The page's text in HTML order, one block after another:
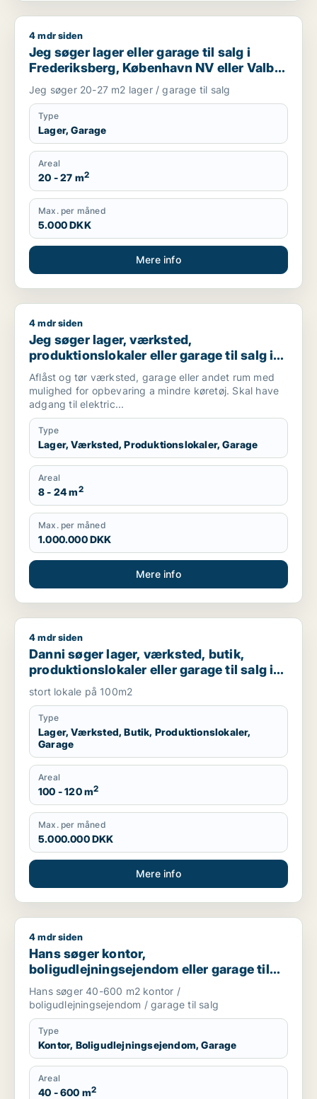
Jeg søger lager eller garage til salg i Frederiksberg,
4 mdr siden
Jeg søger lager eller garage til salg i
Frederiksberg, København NV eller Valby
m.fl.
Jeg søger 20-27 m2 lager / garage til salg
Type
Lager, Garage
Areal
20 - 27 m2
Max. per måned
5.000 DKK
Mere info
Jeg søger lager, værksted, produktionslokaler eller garage
4 mdr siden
Jeg søger lager, værksted,
produktionslokaler eller garage til salg i
Østerbro
Aflåst og tør værksted, garage eller andet rum med
mulighed for opbevaring a mindre køretøj. Skal have
adgang til elektric...
Type
Lager, Værksted, Produktionslokaler, Garage
Areal
8 - 24 m2
Max. per måned
1.000.000 DKK
Mere info
Danni søger lager, værksted, butik, produktionslokaler eller
4 mdr siden
Danni søger lager, værksted, butik,
produktionslokaler eller garage til salg i
Valby
stort lokale på 100m2
Type
Lager, Værksted, Butik, Produktionslokaler,
Garage
Areal
100 - 120 m2
Max. per måned
5.000.000 DKK
Mere info
Hans søger kontor, boligudlejningsejendom eller garage til
4 mdr siden
Hans søger kontor,
boligudlejningsejendom eller garage til
salg i København K, Vesterbro eller
Frederiksberg m.fl.
Hans søger 40-600 m2 kontor /
boligudlejningsejendom / garage til salg
Type
Kontor, Boligudlejningsejendom, Garage
Areal
40 - 600 m2